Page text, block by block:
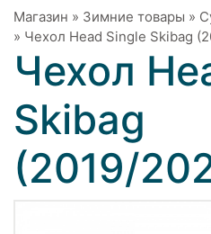
Магазин » Зимние товары »
» Чехол Head Single Skibag
Чехол
Skibag
(2019/